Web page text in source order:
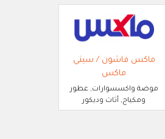
ماكس فاشون / سيتي
ماكس
موضة واكسسوارات, عطور
ومكياج, أثاث وديكور